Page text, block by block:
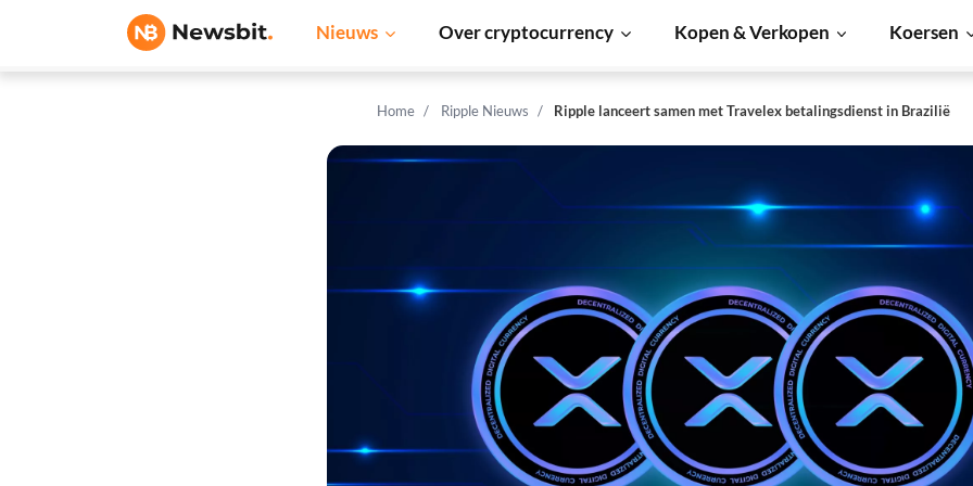
Nieuws Over cryptocurrency Kopen & Verkopen Koersen
Home Ripple Nieuws Ripple lanceert samen met Travelex betalingsdienst in Brazilië